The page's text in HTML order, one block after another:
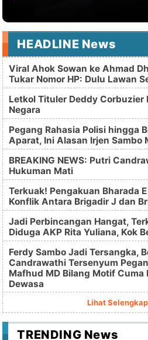
HEADLINE News
Viral Ahok Sowan ke Ahmad
Tukar Nomor HP: Dulu Lawan
Letkol Tituler Deddy Corbuzier
Negara
Pegang Rahasia Polisi hingga
Aparat, Ini Alasan Irjen Sambo
BREAKING NEWS: Putri
Hukuman Mati
Terkuak! Pengakuan Bharada
Konflik Antara Brigadir J dan
Jadi Perbincangan Hangat,
Diduga AKP Rita Yuliana, Kok
Ferdy Sambo Jadi Tersangka,
Candrawathi Tersenyum
Mafhud MD Bilang Motif Cuma
Dewasa
Lihat
TRENDING News